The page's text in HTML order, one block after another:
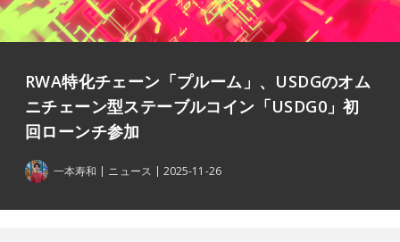
RWA特化チェーン「プルーム」、USDGのオム
ニチェーン型ステーブルコイン「USDG0」初
回ローンチ参加
一本寿和 ニュース 2025-11-26